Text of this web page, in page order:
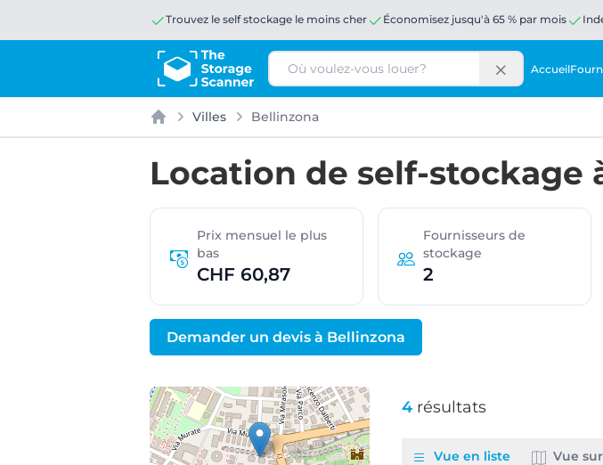
Trouvez le self stockage le moins cher Économisez jusqu'à 65 % par mois
Rechercher Accueil
Accueil
Villes Bellinzona
Location de self-stockage
Prix mensuel le plus
bas
CHF 60,87
Fournisseurs de
stockage
2
Demander un devis à Bellinzona
4 résultats
Vue en liste Vue